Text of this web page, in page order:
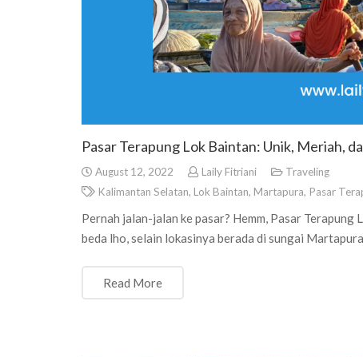
Pasar Terapung Lok Baintan: Unik, Meriah,
August 12, 2022 Laily Fitriani
Traveling
Kalimantan Selatan, Lok Baintan, Martapura, Pasar
Pernah jalan-jalan ke pasar? Hemm, Pasar
beda lho, selain lokasinya berada di sungai
Read More